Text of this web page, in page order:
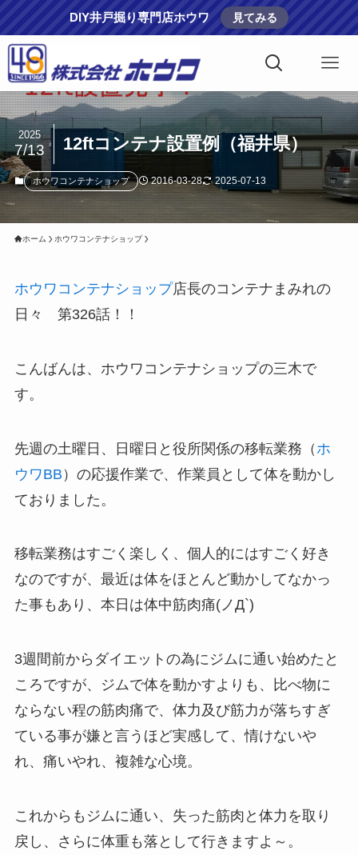
DIY井戸掘り専門店ホウワ 見てみる
12ftコンテナ設置例（福井県）
2025
7/13
ホウワコンテナショップ 2016-03-28 2025-07-13
ホーム ホウワコンテナショップ
ホウワコンテナショップ店長のコンテナまみれの
日々 第326話！！
こんばんは、ホウワコンテナショップの三木で
す。
先週の土曜日、日曜日と役所関係の移転業務（ ホ
ウワBB ）の応援作業で、作業員として体を動かし
ておりました。
移転業務はすごく楽しく、個人的にはすごく好き
なのですが、最近は体をほとんど動かしてなかっ
た事もあり、本日は体中筋肉痛(ノД`)
3週間前からダイエットの為にジムに通い始めたと
ころですが、ジムで体を動かすよりも、比べ物に
ならない程の筋肉痛で、体力及び筋力が落ちすぎ
ている事が嫌と言うほど実感して、情けないや
れ、痛いやれ、複雑な心境。
これからもジムに通い、失った筋肉と体力を取り
戻し、さらに体重も落として行きますよ～。